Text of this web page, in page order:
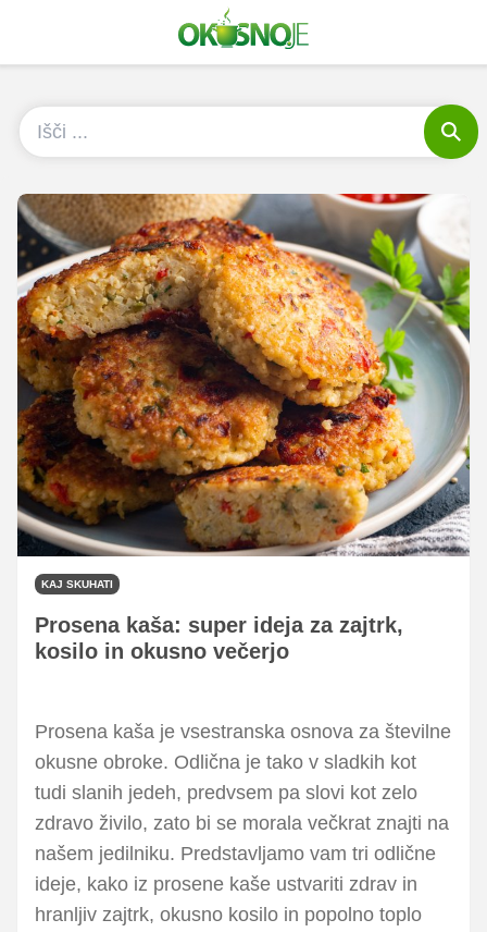
KAJ SKUHATI
Prosena kaša: super ideja za zajtrk,
kosilo in okusno večerjo
Prosena kaša je vsestranska osnova za številne
okusne obroke. Odlična je tako v sladkih kot
tudi slanih jedeh, predvsem pa slovi kot zelo
zdravo živilo, zato bi se morala večkrat znajti na
našem jedilniku. Predstavljamo vam tri odlične
ideje, kako iz prosene kaše ustvariti zdrav in
hranljiv zajtrk, okusno kosilo in popolno toplo